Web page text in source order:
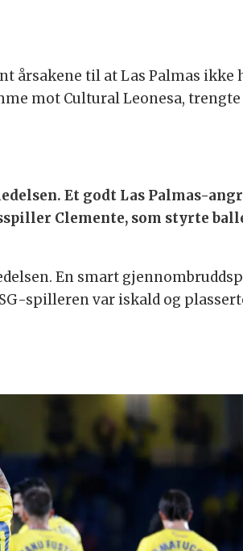
årsakene til at Las Palmas ikke
mot Cultural Leonesa,
Et godt Las Palmas-
Clemente, som styrte
En smart
spilleren var iskald og